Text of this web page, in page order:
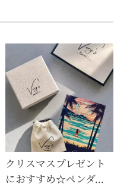
クリスマスプレゼント
におすすめ☆ペンダ…